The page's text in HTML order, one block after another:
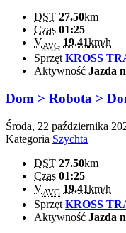
DST 27.50km
Czas 01:25
VAVG 19.41km/h
SprzętKROSS
Aktywność Jazda
Dom > Robota >
Środa, 22 października
Kategoria Szychta
DST 27.50km
Czas 01:25
VAVG 19.41km/h
Sprzęt KROSS
Aktywność Jazda